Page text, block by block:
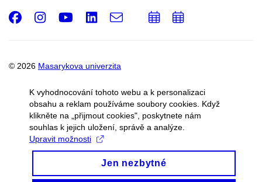
© 2026 Masarykova univerzita
Facebook
Instagram
Youtube
LinkedIn
e-
PřidatPřidat
K vyhodnocování tohoto webu a k personalizaci
obsahu a reklam používáme soubory cookies. Když
klikněte na „přijmout cookies", poskytnete nám
souhlas k jejich uložení, správě a analýze.
Upravit možnosti
Jen nezbytné